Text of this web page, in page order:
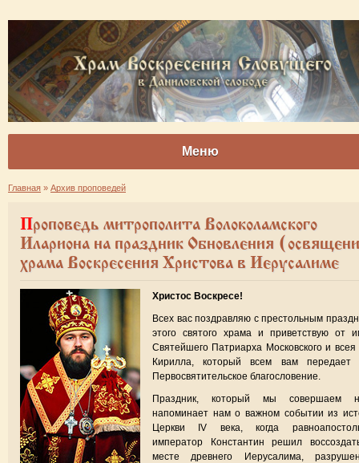
Меню
Главная » Архив проповедей
Проповедь митрополита Волоколамского
Илариона на праздник Обновления
храма Воскресения Христова в Иерусалиме
Христос Воскресе!
Всех вас поздравляю с престольным
этого святого храма и приветствую от
Святейшего Патриарха Московского и всея
Кирилла, который всем вам передает
Первосвятительское благословение.
Праздник, который мы совершаем
напоминает нам о важном событии из
Церкви IV века, когда
император Константин решил
месте древнего Иерусалима,